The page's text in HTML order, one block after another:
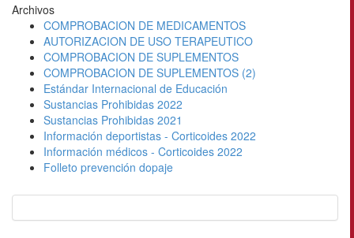
Archivos
COMPROBACION DE MEDICAMENTOS
AUTORIZACION DE USO TERAPEUTICO
COMPROBACION DE SUPLEMENTOS
COMPROBACION DE SUPLEMENTOS (2)
Estándar Internacional de Educación
Sustancias Prohibidas 2022
Sustancias Prohibidas 2021
Información deportistas - Corticoides 2022
Información médicos - Corticoides 2022
Folleto prevención dopaje